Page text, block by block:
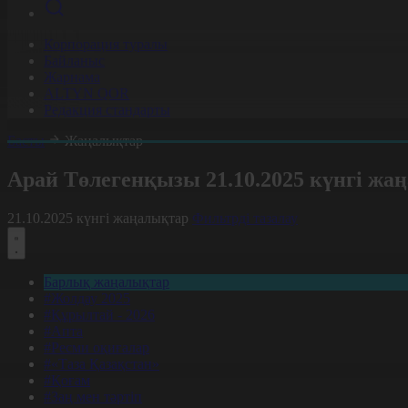
Корпорация туралы
Байланыс
Жарнама
ALTYN QOR
Редакция стандарты
Басты
Жаңалықтар
Арай Төлегенқызы 21.10.2025 күнгі
21.10.2025 күнгі жаңалықтар Фильтрді тазалау
Барлық жаңалықтар
#Жолдау 2025
#Құрылтай - 2026
#Апта
#Ресми оқиғалар
#«Таза Қазақстан»
#Қоғам
#Заң мен тәртіп